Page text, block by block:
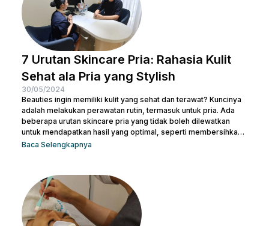
hingga perawatan...
7 Urutan Skincare Pria: Rahasia Kulit
Sehat ala Pria yang Stylish
30/05/2024
Beauties ingin memiliki kulit yang sehat dan terawat? Kuncinya
adalah melakukan perawatan rutin, termasuk untuk pria. Ada
beberapa urutan skincare pria yang tidak boleh dilewatkan
untuk mendapatkan hasil yang optimal, seperti membersihkan
wajah dengan facial wash, menggunakan toner, dan langkah-
kulitmu. Melakukan perawatan kulit wajah menjadi hal yang
penting supaya kamu terhindar dari jerawat dan kulit tampak
lebih cerah. Apalagi...
Baca Selengkapnya